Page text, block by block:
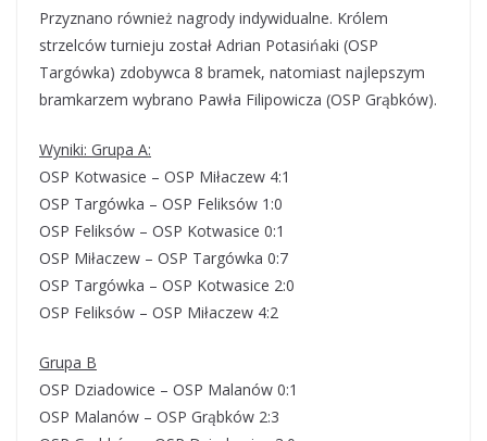
Przyznano również nagrody indywidualne. Królem
strzelców turnieju został Adrian Potasińaki (OSP
Targówka) zdobywca 8 bramek, natomiast najlepszym
bramkarzem wybrano Pawła Filipowicza (OSP Grąbków).
Wyniki: Grupa A:
OSP Kotwasice – OSP Miłaczew 4:1
OSP Targówka – OSP Feliksów 1:0
OSP Feliksów – OSP Kotwasice 0:1
OSP Miłaczew – OSP Targówka 0:7
OSP Targówka – OSP Kotwasice 2:0
OSP Feliksów – OSP Miłaczew 4:2
Grupa B
OSP Dziadowice – OSP Malanów 0:1
OSP Malanów – OSP Grąbków 2:3